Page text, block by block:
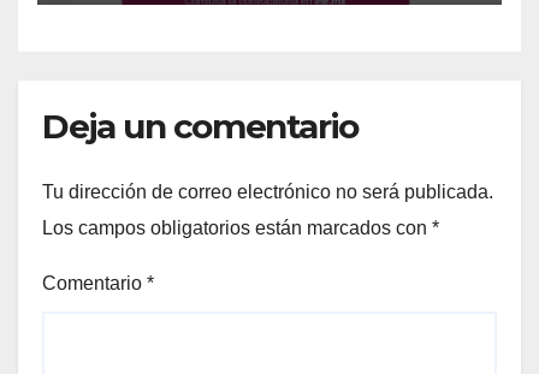
Deja un comentario
Tu dirección de correo electrónico no será publicada.
Los campos obligatorios están marcados con *
Comentario *